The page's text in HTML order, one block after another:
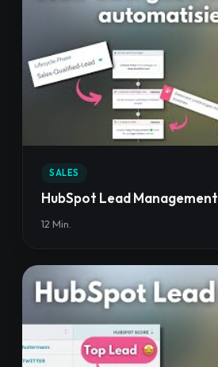
SALES
HubSpot Lead Management
12 Min.